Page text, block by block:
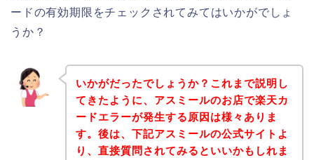
ードの有効期限をチェックされてみてはいかがでしょ
うか？
いかがだったでしょうか？これまで説明し
てきたように、アスミールのお店で楽天カ
ードエラーが発生する原因は様々ありま
す。後は、下記アスミールの公式サイトよ
り、直接質問されてみるといいかもしれま